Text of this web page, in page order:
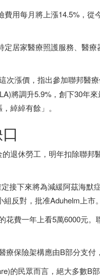
用每月將上漲14.5%，從
居家醫療照護服務、醫
漲價，指出參加聯邦醫
將調升5.9%，創下30年
綽綽有餘」。
退休勞工，明年扣除聯
接下來將為減緩阿茲海默
反對，批准Aduhelm上市。
花費一年上看5萬6000元
保險架構應由B部分支付
的民眾而言，絕大多數B